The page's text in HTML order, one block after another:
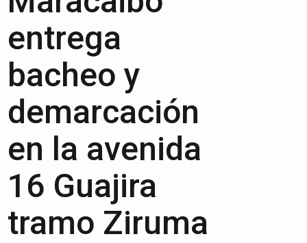
entrega
bacheo y
demarcación
en la avenida
16 Guajira
tramo Ziruma